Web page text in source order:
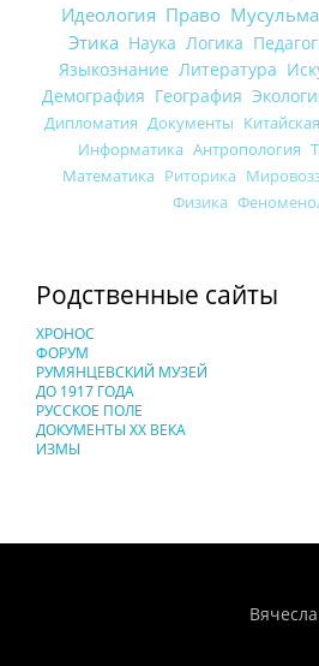
Идеология Право
Этика Наука Логика
Языкознание Литература
Демография География
Дипломатия Документы
Информатика Антропология
Математика Риторика
Физика
Родственные сайты
ХРОНОС
ФОРУМ
РУМЯНЦЕВСКИЙ МУЗЕЙ
ДО 1917 ГОДА
РУССКОЕ ПОЛЕ
ДОКУМЕНТЫ XX ВЕКА
ИЗМЫ